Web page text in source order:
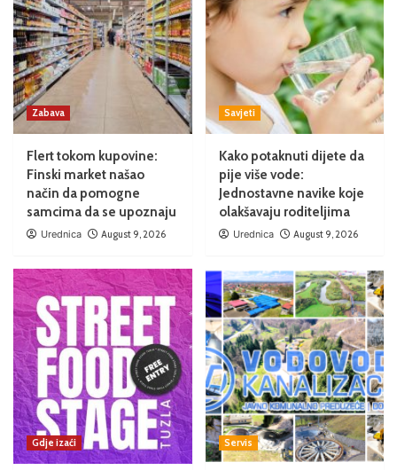
Zabava
Flert tokom kupovine:
Finski market našao
način da pomogne
samcima da se upoznaju
Urednica August 9, 2026
Savjeti
Kako potaknuti dijete da
pije više vode:
Jednostavne navike koje
olakšavaju roditeljima
Urednica August 9, 2026
Gdje izaći Servis